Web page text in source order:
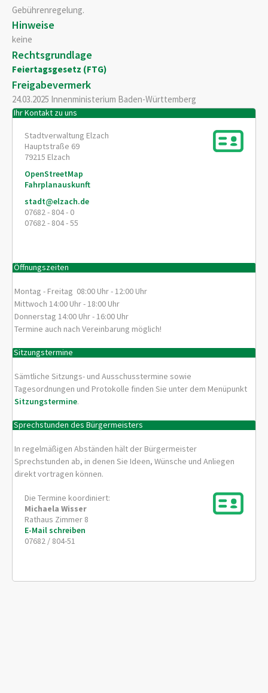
Gebührenregelung.
Hinweise
keine
Rechtsgrundlage
Feiertagsgesetz (FTG)
Freigabevermerk
24.03.2025 Innenministerium Baden-Württemberg
Ihr Kontakt zu uns
Stadtverwaltung Elzach
Hauptstraße 69
79215 Elzach
OpenStreetMap
Fahrplanauskunft
stadt@elzach.de
07682 - 804 - 0
07682 - 804 - 55
Öffnungszeiten
Montag - Freitag 08:00 Uhr - 12:00 Uhr
Mittwoch 14:00 Uhr - 18:00 Uhr
Donnerstag 14:00 Uhr - 16:00 Uhr
Termine auch nach Vereinbarung möglich!
Sitzungstermine
Sämtliche Sitzungs- und Ausschusstermine sowie
Tagesordnungen und Protokolle finden Sie unter dem Menüpunkt
Sitzungstermine.
Sprechstunden des Bürgermeisters
In regelmäßigen Abständen hält der Bürgermeister
Sprechstunden ab, in denen Sie Ideen, Wünsche und Anliegen
direkt vortragen können.
Die Termine koordiniert:
Michaela Wisser
Rathaus Zimmer 8
E-Mail schreiben
07682 / 804-51